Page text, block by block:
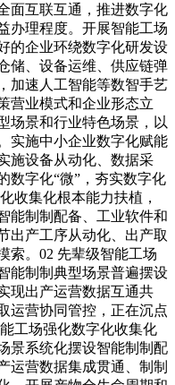
面互联互通，推进数字化
办理程度。开展智能工场
的企业环绕数字化研发设
储、设备运维、供应链弹
加速人工智能等数智手艺
营业模式和企业形态立
场景和行业特色场景，以
实施中小企业数字化赋能
施设备从动化、数据采
数字化“微”，夯实数字化
收集化根本能力扶植，
能制制配备、工业软件和
出产工序从动化、出产取
索。02 先辈级智能工场
能制制典型场景普遍摆设
现出产运营数据互通共
运营协同管控，正在沉点
工场强化数字化收集化
景系统化摆设智能制制配
运营数据集成贯通、制制